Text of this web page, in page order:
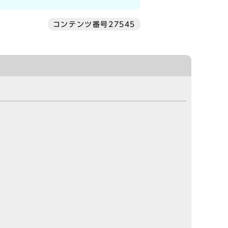
コンテンツ番号27545